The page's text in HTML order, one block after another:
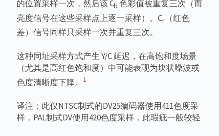
的位置采样一次，然后该 Cb 色彩值被重复三次（而
亮度信号在这些采样点上逐一采样）。Cr
（红色
差）信号同样只采样一次并重复三次。
这种同址采样方式产生 Y/C 延迟，在高饱和度场景
（尤其是高红色饱和度）中可能表现为块状噪波或
色度清晰度下降。
1
译注：此仅NTSC制式的DV25编码器使用411色度采
样，PAL制式DV使用420色度采样，此瑕疵一般较轻